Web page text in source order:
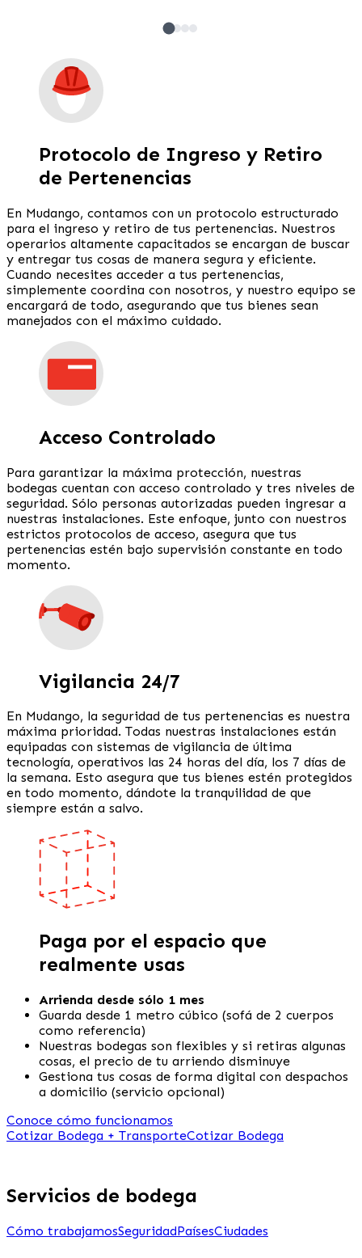
Protocolo de Ingreso y Retiro
de Pertenencias
En Mudango, contamos con un protocolo estructurado
para el ingreso y retiro de tus pertenencias. Nuestros
operarios altamente capacitados se encargan de buscar
y entregar tus cosas de manera segura y eficiente.
Cuando necesites acceder a tus pertenencias,
simplemente coordina con nosotros, y nuestro equipo se
encargará de todo, asegurando que tus bienes sean
manejados con el máximo cuidado.
Acceso Controlado
Para garantizar la máxima protección, nuestras
bodegas cuentan con acceso controlado y tres niveles de
seguridad. Sólo personas autorizadas pueden ingresar a
nuestras instalaciones. Este enfoque, junto con nuestros
estrictos protocolos de acceso, asegura que tus
pertenencias estén bajo supervisión constante en todo
momento.
Vigilancia 24/7
En Mudango, la seguridad de tus pertenencias es nuestra
máxima prioridad. Todas nuestras instalaciones están
equipadas con sistemas de vigilancia de última
tecnología, operativos las 24 horas del día, los 7 días de
la semana. Esto asegura que tus bienes estén protegidos
en todo momento, dándote la tranquilidad de que
siempre están a salvo.
Paga por el espacio que
realmente usas
Arrienda desde sólo 1 mes
Guarda desde 1 metro cúbico (sofá de 2 cuerpos
como referencia)
Nuestras bodegas son flexibles y si retiras algunas
cosas, el precio de tu arriendo disminuye
Gestiona tus cosas de forma digital con despachos
a domicilio (servicio opcional)
Conoce cómo funcionamos
Cotizar Bodega + TransporteCotizar Bodega
Servicios de bodega
Cómo trabajamosSeguridadPaísesCiudades